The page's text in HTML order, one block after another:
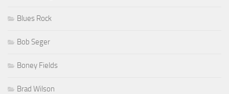
Blues Rock
Bob Seger
Boney Fields
Brad Wilson